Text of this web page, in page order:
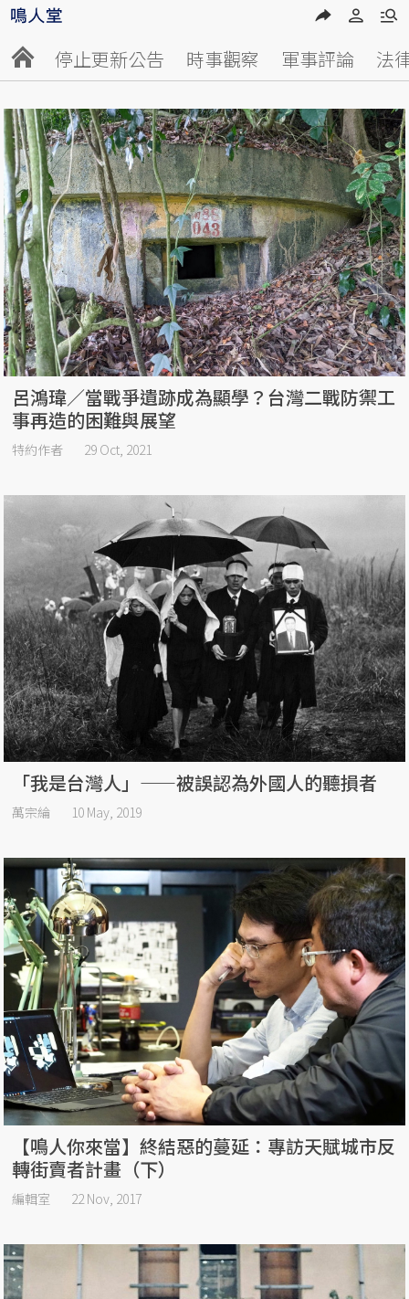
停止更新公告 時事觀察 軍事評論 法
呂鴻瑋／當戰爭遺跡成為顯學？台灣二戰防禦工
事再造的困難與展望
特約作者 29 Oct, 2021
「我是台灣人」——被誤認為外國人的聽損者
萬宗綸 10 May, 2019
【鳴人你來當】終結惡的蔓延：專訪天賦城市反
轉街賣者計畫（下）
編輯室 22 Nov, 2017